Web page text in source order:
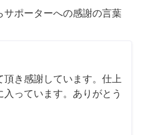
サポーターへの感謝の言葉
頂き感謝しています。仕上
っています。ありがとう